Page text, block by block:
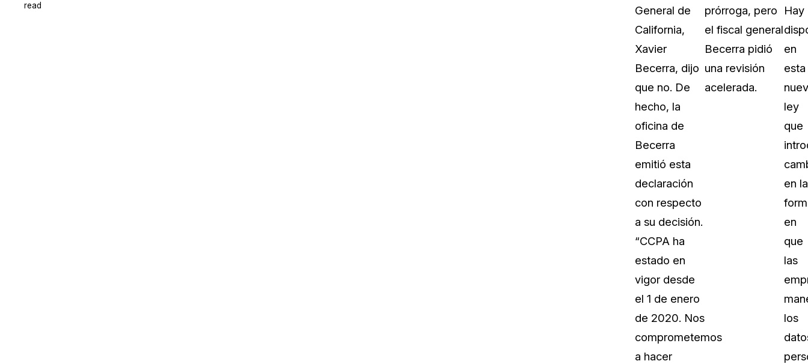
Contáctanos
Póngase en contacto con nuestro
read
General de
California,
Xavier
Becerra, dijo
que no. De
hecho, la
oficina de
Becerra
emitió esta
declaración
con respecto
a su decisión.
“CCPA ha
estado en
vigor desde
el 1 de enero
de 2020. Nos
comprometemos
a hacer
prórroga, pero
el fiscal general
Becerra pidió
una revisión
acelerada.
Hay
en
esta
ley
que
en la
en
que
las
los